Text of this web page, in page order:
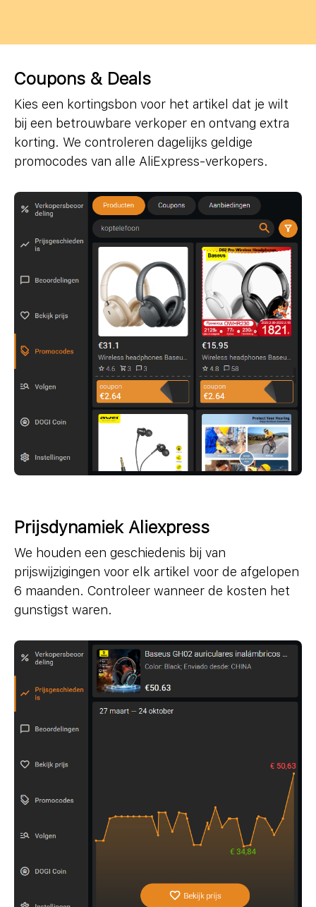
Coupons & Deals
Kies een kortingsbon voor het artikel dat je wilt
bij een betrouwbare verkoper en ontvang extra
korting. We controleren dagelijks geldige
promocodes van alle AliExpress-verkopers.
Prijsdynamiek Aliexpress
We houden een geschiedenis bij van
prijswijzigingen voor elk artikel voor de afgelopen
6 maanden. Controleer wanneer de kosten het
gunstigst waren.